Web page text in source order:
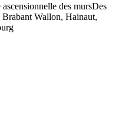
des mursDes
Brabant Wallon, Hainaut,